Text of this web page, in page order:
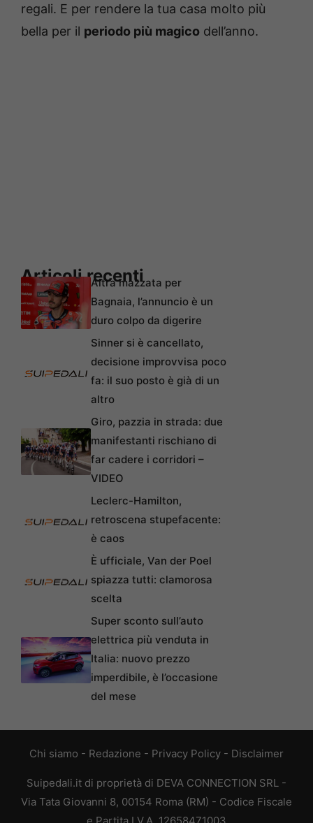
regali. E per rendere la tua casa molto più
bella per il periodo più magico dell’anno.
Articoli recenti
Altra mazzata per
Bagnaia, l’annuncio è un
duro colpo da digerire
Sinner si è cancellato,
decisione improvvisa poco
fa: il suo posto è già di un
altro
Giro, pazzia in strada: due
manifestanti rischiano di
far cadere i corridori –
VIDEO
Leclerc-Hamilton,
retroscena stupefacente:
è caos
È ufficiale, Van der Poel
spiazza tutti: clamorosa
scelta
Super sconto sull’auto
elettrica più venduta in
Italia: nuovo prezzo
imperdibile, è l’occasione
del mese
Chi siamo - Redazione - Privacy Policy - Disclaimer
Suipedali.it di proprietà di DEVA CONNECTION SRL -
Via Tata Giovanni 8, 00154 Roma (RM) - Codice Fiscale